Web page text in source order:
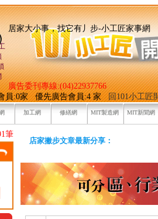
居家大小事，找它有丿步-小
廣告委刊專線:(04)22937766
員:0家 優先廣告會員:4 家回101小工匠
加工網 修繕網 MIT製造網 MIT新聞網
筆
店家撇步文章最新分享：